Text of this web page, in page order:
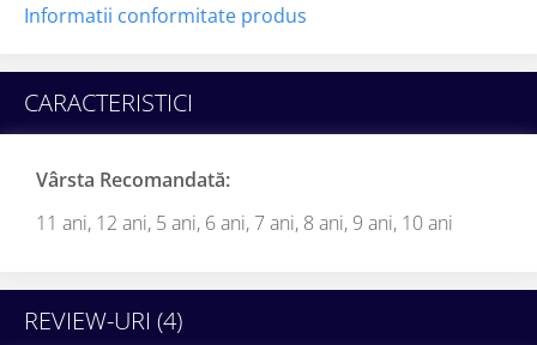
Informatii conformitate produs
CARACTERISTICI
Vârsta Recomandată:
11 ani, 12 ani, 5 ani, 6 ani, 7 ani, 8 ani, 9 ani, 10 ani
REVIEW-URI (4)